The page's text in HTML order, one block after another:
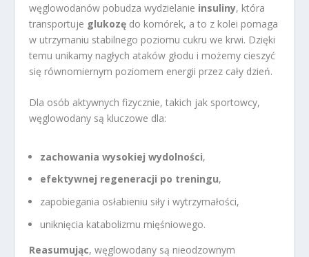
węglowodanów pobudza wydzielanie insuliny, która
transportuje glukozę do komórek, a to z kolei pomaga
w utrzymaniu stabilnego poziomu cukru we krwi. Dzięki
temu unikamy nagłych ataków głodu i możemy cieszyć
się równomiernym poziomem energii przez cały dzień.
Dla osób aktywnych fizycznie, takich jak sportowcy,
węglowodany są kluczowe dla:
zachowania wysokiej wydolności,
efektywnej regeneracji po treningu,
zapobiegania osłabieniu siły i wytrzymałości,
uniknięcia katabolizmu mięśniowego.
Reasumując, węglowodany są nieodzownym